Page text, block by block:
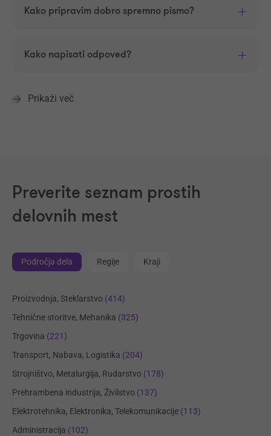
Kako pripravim dobro spremno pismo?
Kako napisati odpoved?
Prikaži več
Preverite seznam prostih
delovnih mest
Področja dela Regije Kraji
Proizvodnja, Steklarstvo (414)
Tehnične storitve, Mehanika (325)
Trgovina (221)
Transport, Nabava, Logistika (204)
Strojništvo, Metalurgija, Rudarstvo (178)
Prehrambena industrija, Živilstvo (137)
Elektrotehnika, Elektronika, Telekomunikacije (113)
Administracija (102)